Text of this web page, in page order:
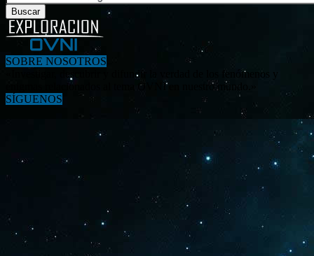
SOBRE NOSOTROS
«Investigar, descubrir y difundir la verdad de los fenómenos y
enigmas relacionados al tema OVNI en nuestro mundo.»
SÍGUENOS